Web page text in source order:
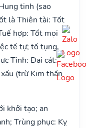
tinh (sao
là Thiên tài: Tốt
hợp: Tốt mọi
tế tự; tố tụng,
Tinh: Đại cát:
(trừ Kim thần
khởi tạo; an
Trùng phục: Kỵ